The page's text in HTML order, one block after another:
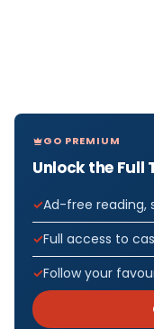
GO PREMIUM
Unlock the Full
Ad-free reading,
Full access to
Follow your